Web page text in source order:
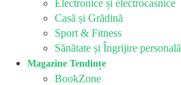
Electronice și electrocasnice
Casă și Grădină
Sport & Fitness
Sănătate și Îngrijire personală
Magazine Tendințe
BookZone